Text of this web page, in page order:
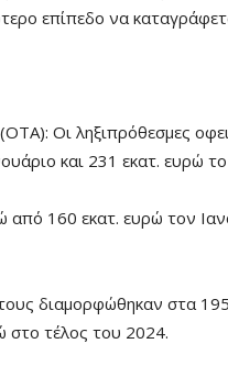
επίπεδο να
Οι ληξιπρόθεσμες
και 231 εκατ. ευρώ
160 εκατ. ευρώ τον
διαμορφώθηκαν στα
στο τέλος του 2024.